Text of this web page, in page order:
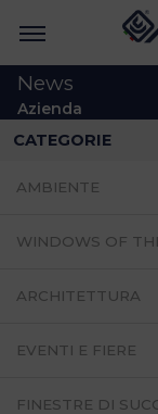
News
Azienda
CATEGORIE
AMBIENTE
WINDOWS OF
ARCHITETTURA
EVENTI E FIERE
FINESTRE DI